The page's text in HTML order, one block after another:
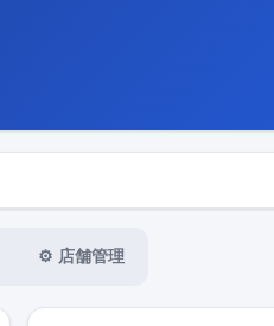
⚙️ 店舗管理